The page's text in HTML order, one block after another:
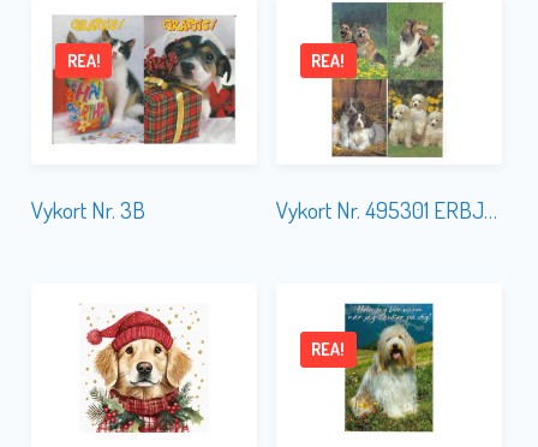
Vykort Nr. 3B
REA!
Vykort Nr. 495301 ERBJUDANDE
REA!
REA!